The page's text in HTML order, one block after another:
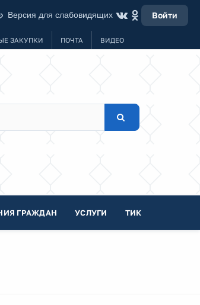
Версия для слабовидящих Войти
ЗАКУПКИ ПОЧТА ВИДЕО
ГРАЖДАН УСЛУГИ ТИК